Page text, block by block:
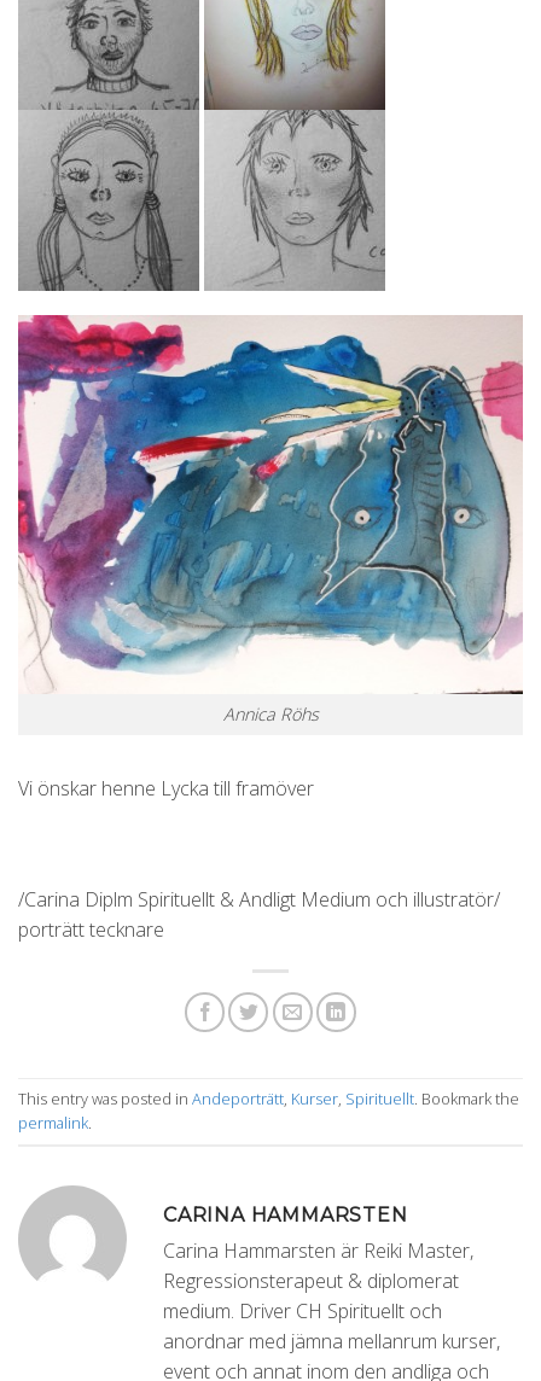
Annica Röhs
Vi önskar henne Lycka till framöver
/Carina Diplm Spirituellt & Andligt Medium och illustratör/
porträtt tecknare
This entry was posted in Andeporträtt, Kurser, Spirituellt. Bookmark the
permalink.
CARINA HAMMARSTEN
Carina Hammarsten är Reiki Master,
Regressionsterapeut & diplomerat
medium. Driver CH Spirituellt och
anordnar med jämna mellanrum kurser,
event och annat inom den andliga och